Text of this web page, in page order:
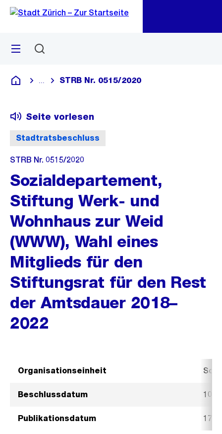
Navigation
Sprunglink
Menü
Deutsch
Blende alle Breadcrumbs ein
STRB Nr. 0515/2020
Stadtratsbeschluss
Seite vorlesen
STRB Nr. 0515/2020
Sozialdepartement,
Stiftung Werk- und
Wohnhaus zur Weid
(WWW), Wahl eines
Mitglieds für den
Stiftungsrat für den Rest
der Amtsdauer 2018–
2022
Organisationseinheit
Beschlussdatum 10.
Publikationsdatum 17.